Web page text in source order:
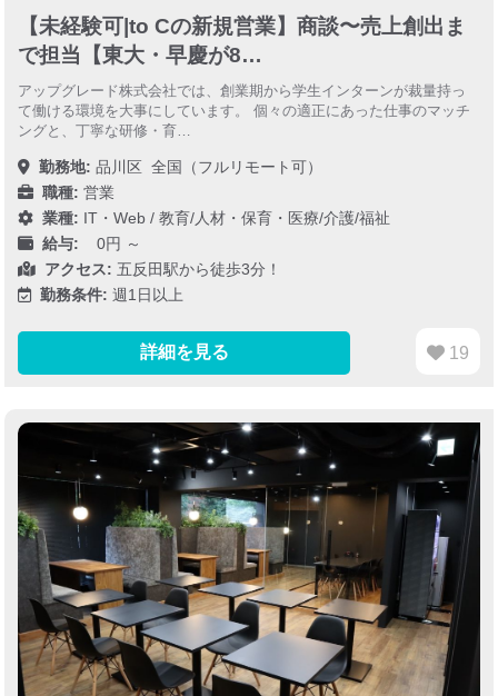
【未経験可|to Cの新規営業】商談〜売上創出ま
で担当【東大・早慶が8…
アップグレード株式会社では、創業期から学生インターンが裁量持っ
て働ける環境を大事にしています。 個々の適正にあった仕事のマッチ
ングと、丁寧な研修・育…
勤務地: 品川区 全国（フルリモート可）
職種: 営業
業種: IT・Web /教育/人材・保育・医療/介護/福祉
給与: 0円 ～
アクセス: 五反田駅から徒歩3分！
勤務条件: 週1日以上
詳細を見る 19